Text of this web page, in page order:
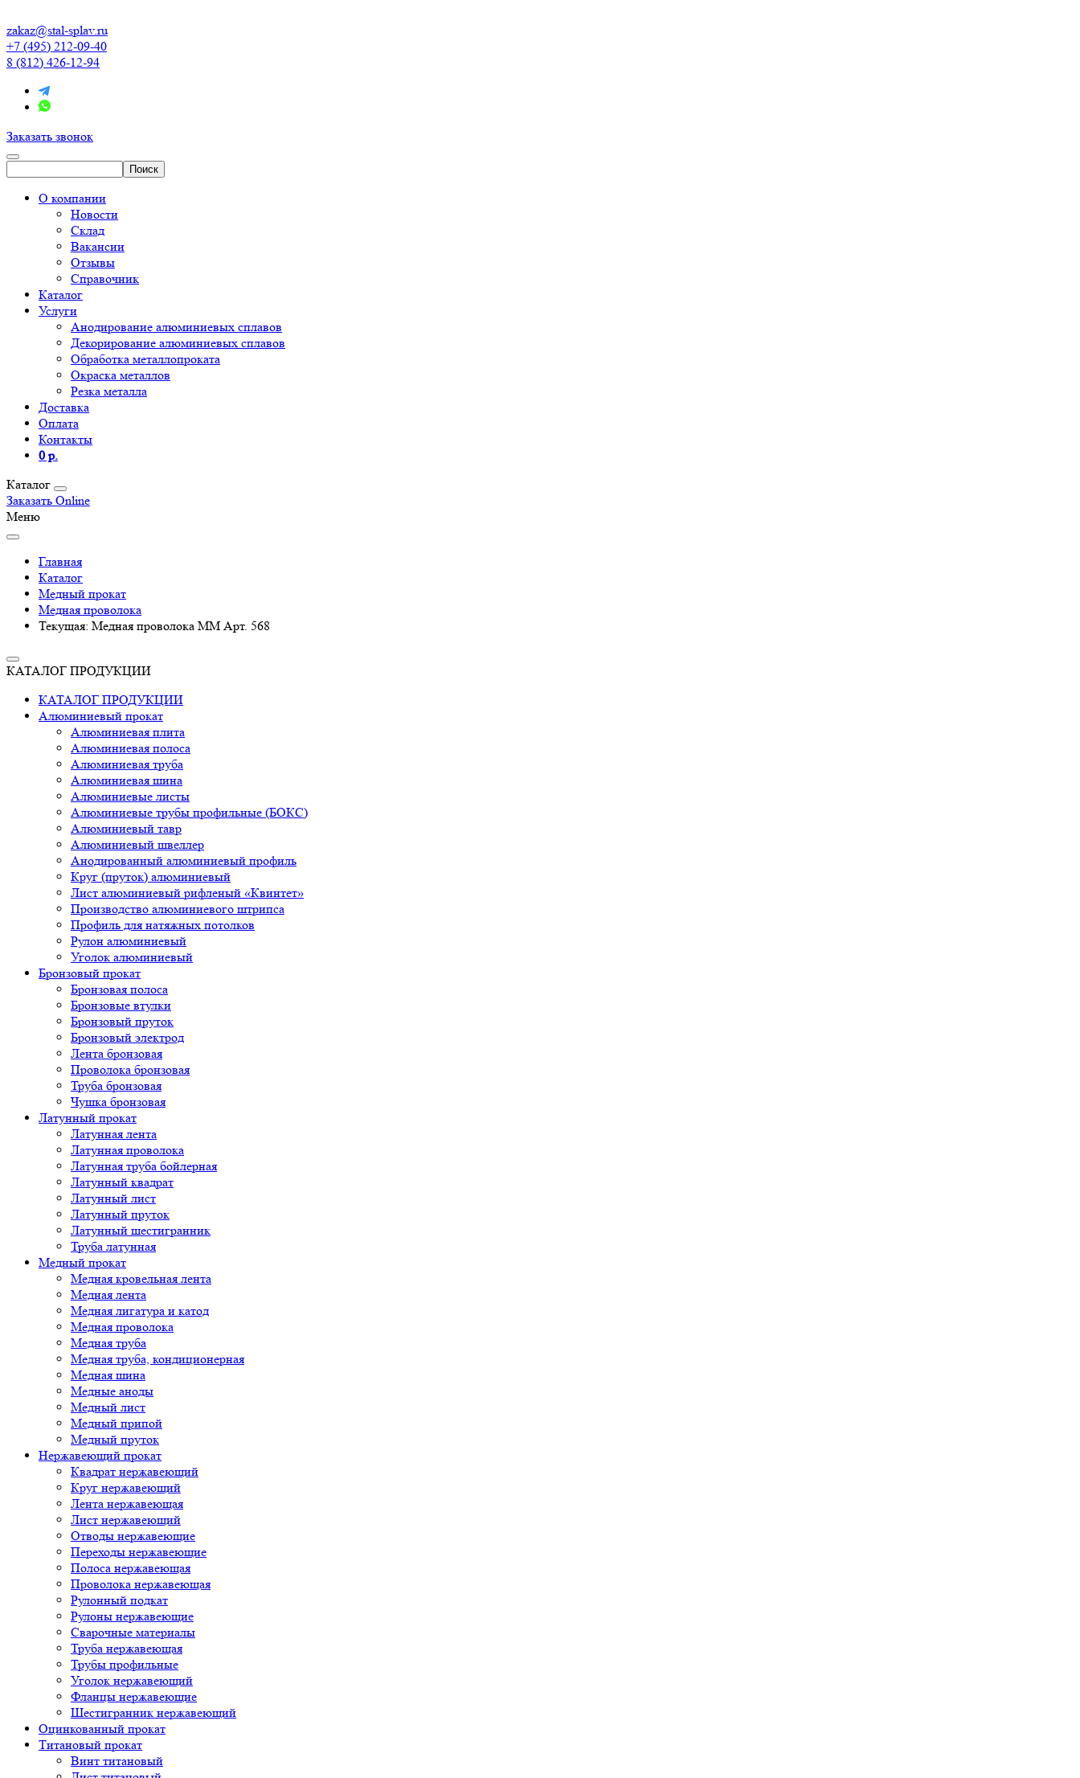
zakaz@stal-splav.ru
+7 (495) 212-09-40
8 (812) 426-12-94
Заказать звонок
О компании
Новости
Склад
Вакансии
Отзывы
Справочник
Каталог
Услуги
Анодирование алюминиевых сплавов
Декорирование алюминиевых сплавов
Обработка металлопроката
Окраска металлов
Резка металла
Доставка
Оплата
Контакты
0 р.
Каталог
Заказать Online
Меню
Главная
Каталог
Медный прокат
Медная проволока
Текущая: Медная проволока ММ Арт. 568
КАТАЛОГ ПРОДУКЦИИ
КАТАЛОГ ПРОДУКЦИИ
Алюминиевый прокат
Алюминиевая плита
Алюминиевая полоса
Алюминиевая труба
Алюминиевая шина
Алюминиевые листы
Алюминиевые трубы профильные (БОКС)
Алюминиевый тавр
Алюминиевый швеллер
Анодированный алюминиевый профиль
Круг (пруток) алюминиевый
Лист алюминиевый рифленый «Квинтет»
Производство алюминиевого штрипса
Профиль для натяжных потолков
Рулон алюминиевый
Уголок алюминиевый
Бронзовый прокат
Бронзовая полоса
Бронзовые втулки
Бронзовый пруток
Бронзовый электрод
Лента бронзовая
Проволока бронзовая
Труба бронзовая
Чушка бронзовая
Латунный прокат
Латунная лента
Латунная проволока
Латунная труба бойлерная
Латунный квадрат
Латунный лист
Латунный пруток
Латунный шестигранник
Труба латунная
Медный прокат
Медная кровельная лента
Медная лента
Медная лигатура и катод
Медная проволока
Медная труба
Медная труба, кондиционерная
Медная шина
Медные аноды
Медный лист
Медный припой
Медный пруток
Нержавеющий прокат
Квадрат нержавеющий
Круг нержавеющий
Лента нержавеющая
Лист нержавеющий
Отводы нержавеющие
Переходы нержавеющие
Полоса нержавеющая
Проволока нержавеющая
Рулонный подкат
Рулоны нержавеющие
Сварочные материалы
Труба нержавеющая
Трубы профильные
Уголок нержавеющий
Фланцы нержавеющие
Шестигранник нержавеющий
Оцинкованный прокат
Титановый прокат
Винт титановый